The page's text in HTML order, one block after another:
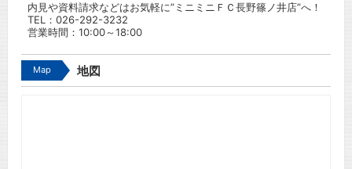
内見や資料請求などはお気軽に”ミニミニＦＣ長野篠ノ井店”へ！
TEL： 026-292-3232
営業時間：10:00～18:00
Map 地図